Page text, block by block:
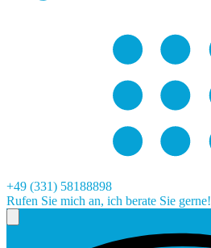
+49 (331) 58188898
Rufen Sie mich an, ich berate Sie gerne!